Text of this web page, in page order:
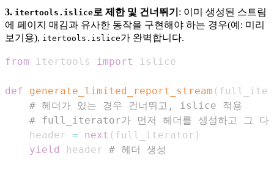
3. itertools.islice로 제한 및 건너뛰기 : 이미 생성된 스트림
에 페이지 매김과 유사한 동작을 구현해야 하는 경우(예: 미리
보기용), itertools.islice가 완벽합니다.
from itertools import
def generate_limited_report_stream (
# 헤더가 있는 경우 건너뛰고, islice 적용
# full_iterator가 먼저 헤더를 생성하고 그 다음
    header
= next ( full_iterator )
yield
header # 헤더 생성